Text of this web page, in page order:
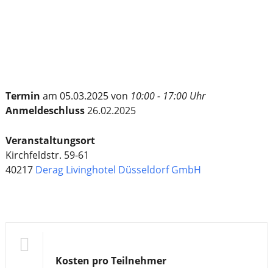
Termin am 05.03.2025 von 10:00 - 17:00 Uhr
Anmeldeschluss26.02.2025
Veranstaltungsort
Kirchfeldstr. 59-61
40217 Derag Livinghotel Düsseldorf GmbH
Kosten pro Teilnehmer